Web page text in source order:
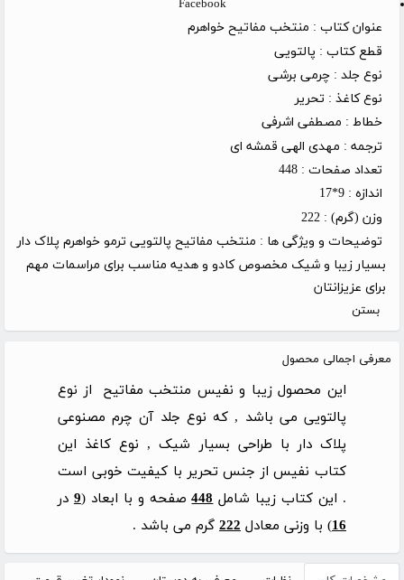
Facebook
عنوان کتاب : منتخب مفاتیح خواهرم
قطع کتاب : پالتویی
نوع جلد : چرمی برشی
نوع کاغذ : تحریر
خطاط : مصطفی اشرفی
ترجمه : مهدی الهی قمشه ای
تعداد صفحات : 448
اندازه : 9*17
وزن (گرم) : 222
توضیحات و ویژگی ها : منتخب مفاتیح پالتویی ترمو خواهرم پلاک دار
بسیار زیبا و شیک مخصوص کادو و هدیه مناسب برای مراسمات مهم
برای عزیزانتان
بستن
معرفی اجمالی محصول
این محصول زیبا و نفیس منتخب مفاتیح از نوع
پالتویی می باشد , که نوع جلد آن چرم مصنوعی
پلاک دار با طراحی بسیار شیک , نوع کاغذ این
کتاب نفیس از جنس تحریر با کیفیت خوبی است
. این کتاب زیبا شامل448صفحه و با ابعاد (9 در
16) با وزنی معادل 222 گرم می باشد .